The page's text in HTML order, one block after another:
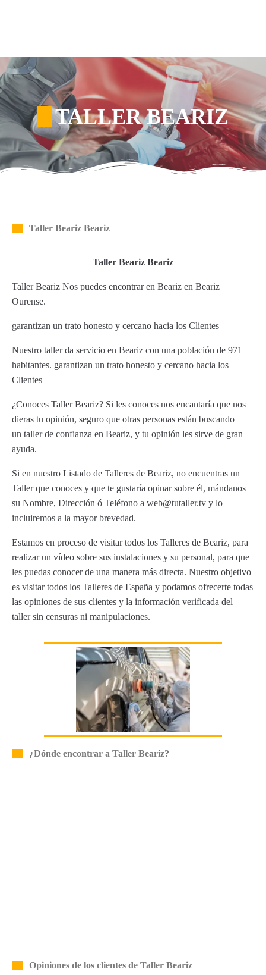
TALLER BEARIZ
Taller Beariz Beariz
Taller Beariz Beariz
Taller Beariz Nos puedes encontrar en Beariz en Beariz
Ourense.
garantizan un trato honesto y cercano hacia los Clientes
Nuestro taller da servicio en Beariz con una población de 971
habitantes. garantizan un trato honesto y cercano hacia los
Clientes
¿Conoces Taller Beariz? Si les conoces nos encantaría que nos
dieras tu opinión, seguro que otras personas están buscando
un taller de confianza en Beariz, y tu opinión les sirve de gran
ayuda.
Si en nuestro Listado de Talleres de Beariz, no encuentras un
Taller que conoces y que te gustaría opinar sobre él, mándanos
su Nombre, Dirección ó Teléfono a web@tutaller.tv y lo
incluiremos a la mayor brevedad.
Estamos en proceso de visitar todos los Talleres de Beariz, para
realizar un vídeo sobre sus instalaciones y su personal, para que
les puedas conocer de una manera más directa. Nuestro objetivo
es visitar todos los Talleres de España y podamos ofrecerte todas
las opiniones de sus clientes y la información verificada del
taller sin censuras ni manipulaciones.
¿Dónde encontrar a Taller Beariz?
Opiniones de los clientes de Taller Beariz